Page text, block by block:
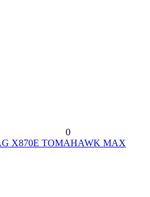
0
X870E TOMAHAWK MAX